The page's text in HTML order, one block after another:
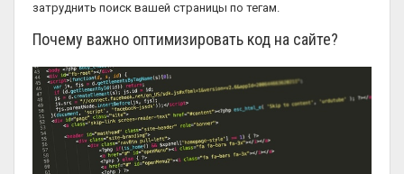
затруднить поиск вашей страницы по тегам.
Почему важно оптимизировать код на сайте?